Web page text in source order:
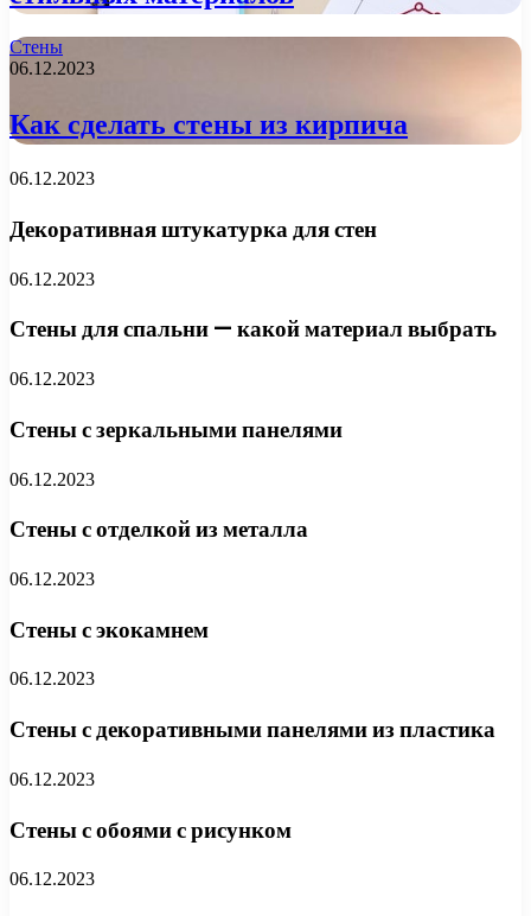
Стены
06.12.2023
Как сделать стены из кирпича
06.12.2023
Декоративная штукатурка для стен
06.12.2023
Стены для спальни — какой материал выбрать
06.12.2023
Стены с зеркальными панелями
06.12.2023
Стены с отделкой из металла
06.12.2023
Стены с экокамнем
06.12.2023
Стены с декоративными панелями из пластика
06.12.2023
Стены с обоями с рисунком
06.12.2023